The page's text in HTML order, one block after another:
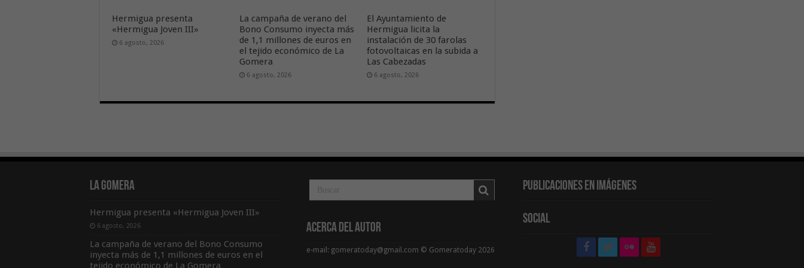
Hermigua presenta
«Hermigua Joven III»
6 agosto, 2026
La campaña de verano del
Bono Consumo inyecta más
de 1,1 millones de euros en
el tejido económico de La
Gomera
6 agosto, 2026
El Ayuntamiento de
Hermigua licita la
instalación de 30 farolas
fotovoltaicas en la subida a
Las Cabezadas
6 agosto, 2026
La Gomera
Hermigua presenta «Hermigua Joven III»
6 agosto, 2026
La campaña de verano del Bono Consumo
inyecta más de 1,1 millones de euros en el
tejido económico de La Gomera
Acerca del Autor
e-mail: gomeratoday@gmail.com © Gomeratoday 2026
Publicaciones en Imágenes
Social